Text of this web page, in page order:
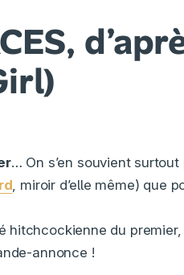
… On s’en souvient surtout
, miroir d’elle même) que
hitchcockienne du
annonce !